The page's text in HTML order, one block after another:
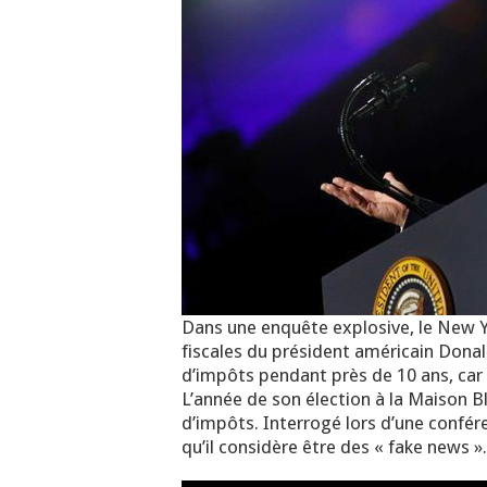
Dans une enquête explosive, le
fiscales du président américain
d’impôts pendant près de 10 ans,
L’année de son élection à la Maison
d’impôts. Interrogé lors d’une
qu’il considère être des « fake news ».